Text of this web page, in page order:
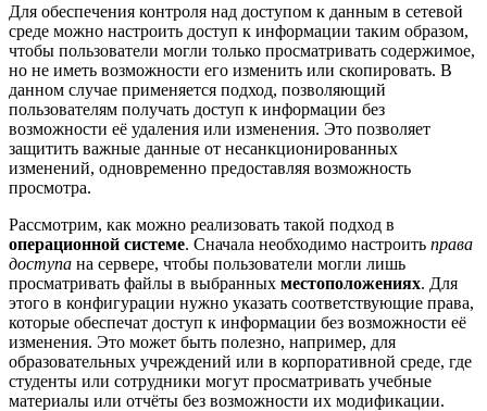
Для обеспечения контроля над доступом к данным в сетевой
среде можно настроить доступ к информации таким образом,
чтобы пользователи могли только просматривать содержимое,
но не иметь возможности его изменить или скопировать. В
данном случае применяется подход, позволяющий
пользователям получать доступ к информации без
возможности её удаления или изменения. Это позволяет
защитить важные данные от несанкционированных
изменений, одновременно предоставляя возможность
просмотра.
Рассмотрим, как можно реализовать такой подход в
операционной системе. Сначала необходимо настроить права
доступа на сервере, чтобы пользователи могли лишь
просматривать файлы в выбранных местоположениях. Для
этого в конфигурации нужно указать соответствующие права,
которые обеспечат доступ к информации без возможности её
изменения. Это может быть полезно, например, для
образовательных учреждений или в корпоративной среде, где
студенты или сотрудники могут просматривать учебные
материалы или отчёты без возможности их модификации.